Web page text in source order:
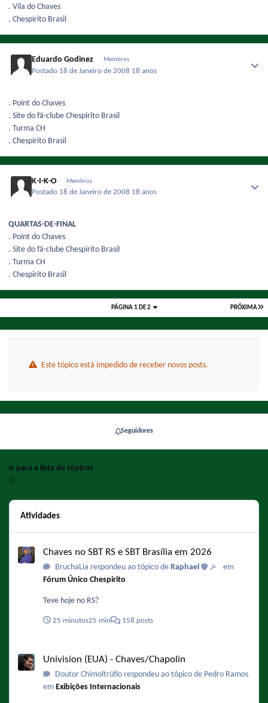
. Vila do Chaves
. Chespirito Brasil
Eduardo Godinez Membros
Postado 18 de Janeiro de 2008 18 anos
. Point do Chaves
. Site do fã-clube Chespirito Brasil
. Turma CH
. Chespirito Brasil
K-I-K-O Membros
Postado 18 de Janeiro de 2008 18 anos
QUARTAS-DE-FINAL
. Point do Chaves
. Site do fã-clube Chespirito Brasil
. Turma CH
. Chespirito Brasil
PRÓXIMA
PÁGINA 1 DE 2
Este tópico está impedido de receber novos posts.
Seguidores
Ir para a lista de tópicos
Atividades
Chaves no SBT RS e SBT Brasília em 2026
BruchaLia respondeu ao tópico de Raphael
em
Fórum Único Chespirito
Teve hoje no RS?
25 minutos25 min 158 posts
Univision (EUA) - Chaves/Chapolin
Doutor Chimoltrúfio respondeu ao tópico de Pedro Ramos
em Exibições Internacionais